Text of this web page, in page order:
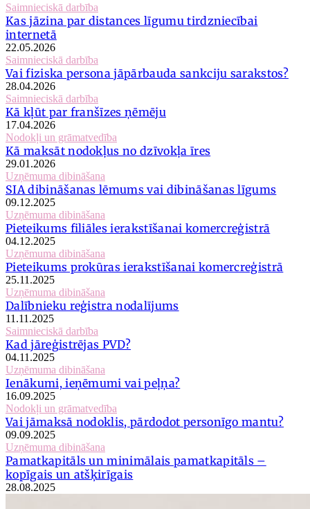
Saimnieciskā darbība
Kas jāzina par distances līgumu tirdzniecībai
internetā
22.05.2026
Saimnieciskā darbība
Vai fiziska persona jāpārbauda sankciju sarakstos?
28.04.2026
Saimnieciskā darbība
Kā kļūt par franšīzes ņēmēju
17.04.2026
Nodokļi un grāmatvedība
Kā maksāt nodokļus no dzīvokļa īres
29.01.2026
Uzņēmuma dibināšana
SIA dibināšanas lēmums vai dibināšanas līgums
09.12.2025
Uzņēmuma dibināšana
Pieteikums filiāles ierakstīšanai komercreģistrā
04.12.2025
Uzņēmuma dibināšana
Pieteikums prokūras ierakstīšanai komercreģistrā
25.11.2025
Uzņēmuma dibināšana
Dalībnieku reģistra nodalījums
11.11.2025
Saimnieciskā darbība
Kad jāreģistrējas PVD?
04.11.2025
Uzņēmuma dibināšana
Ienākumi, ieņēmumi vai peļņa?
16.09.2025
Nodokļi un grāmatvedība
Vai jāmaksā nodoklis, pārdodot personīgo mantu?
09.09.2025
Uzņēmuma dibināšana
Pamatkapitāls un minimālais pamatkapitāls –
kopīgais un atšķirīgais
28.08.2025